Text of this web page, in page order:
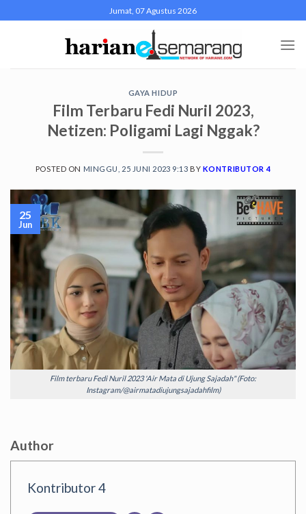
to
Jumat, 07 Agustus 2026
GAYA HIDUP
Film Terbaru Fedi Nuril 2023,
Netizen: Poligami Lagi Nggak?
POSTED ON MINGGU, 25 JUNI 2023 9:13 BY KONTRIBUTOR 4
Film terbaru Fedi Nuril 2023 'Air Mata di Ujung Sajadah" (Foto:
Instagram/@airmatadiujungsajadahfilm)
25
Jun
Author
Kontributor 4